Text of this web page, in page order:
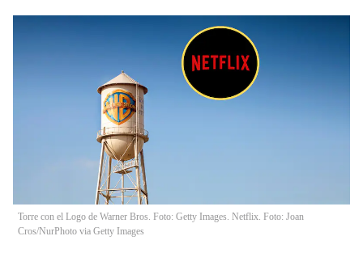
Torre con el Logo de Warner Bros. Foto: Getty Images. Netflix. Foto: Joan
Cros/NurPhoto via Getty Images